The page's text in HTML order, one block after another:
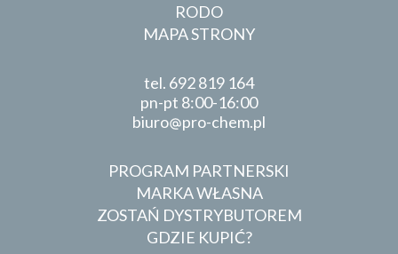
RODO
MAPA STRONY
tel. 692 819 164
pn-pt 8:00-16:00
biuro
pro-chem.pl
PROGRAM PARTNERSKI
MARKA WŁASNA
ZOSTAŃ DYSTRYBUTOREM
GDZIE KUPIĆ?